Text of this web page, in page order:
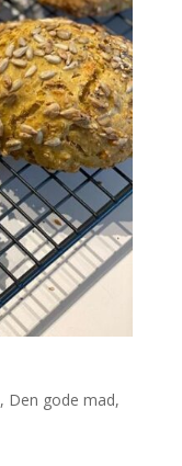
, Den gode mad,